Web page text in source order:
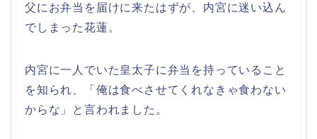
父にお弁当を届けに来たはずが、内宮に迷い込ん
でしまった花蓮。
内宮に一人でいた皇太子に弁当を持っていること
を知られ、「俺は食べさせてくれなきゃ食わない
からな」と言われました。